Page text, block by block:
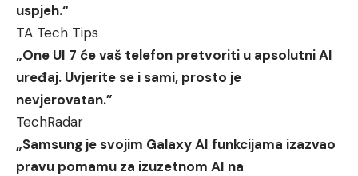
uspjeh.“
TA Tech Tips
„One UI 7 će vaš telefon pretvoriti u apsolutni AI
uređaj. Uvjerite se i sami, prosto je
nevjerovatan.”
TechRadar
„Samsung je svojim Galaxy AI funkcijama izazvao
pravu pomamu za izuzetnom AI na